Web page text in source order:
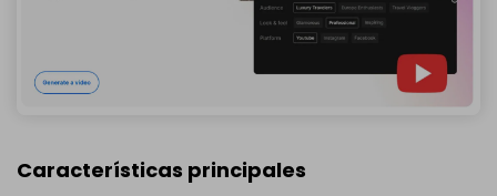
Características principales